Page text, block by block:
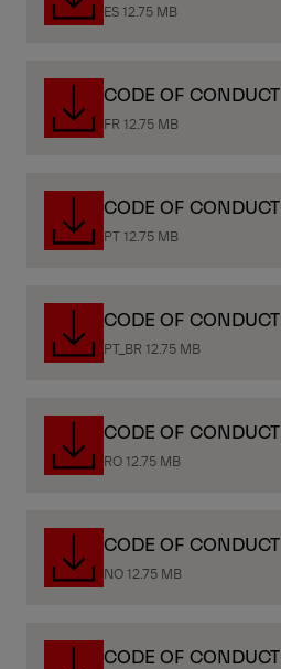
ES 12.75 MB
CODE OF CONDUCT
FR 12.75 MB
CODE OF CONDUCT
PT 12.75 MB
CODE OF CONDUCT
PT_BR 12.75 MB
CODE OF CONDUCT
RO 12.75 MB
CODE OF CONDUCT
NO 12.75 MB
CODE OF CONDUCT